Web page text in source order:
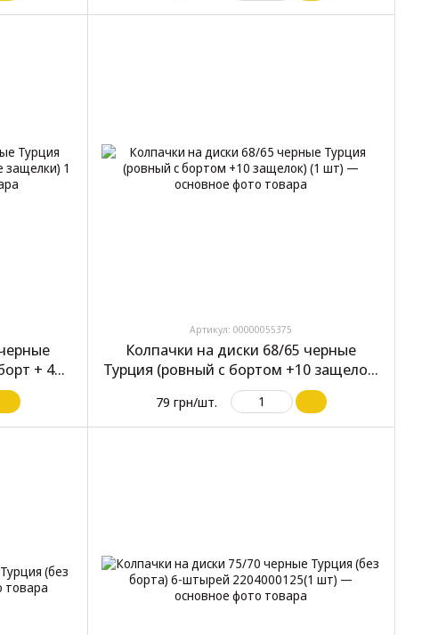
+ 4
Артикул: 00000055375
Колпачки на диски 68/65 черные
Турция (ровный с бортом +10 защелок)
(1 шт)
79 грн/шт.